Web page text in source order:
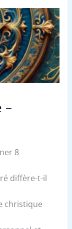
–
8
diffère-t-il
christique